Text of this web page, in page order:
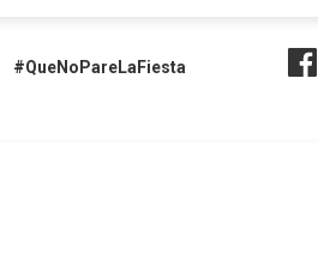
#QueNoPareLaFiesta